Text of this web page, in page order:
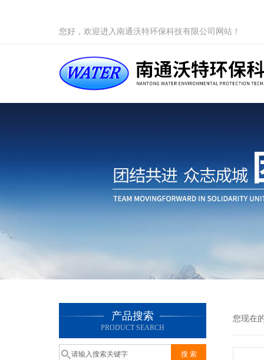
您好，欢迎进入南通沃特环保科技有限公司网站！
产品搜索
PRODUCT SEARCH
您现在